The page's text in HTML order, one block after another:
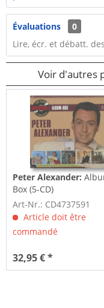
Évaluations
0
Lire, écr. et débatt.
Voir d'autres
Peter Alexander:
Box (5-CD)
Art-Nr.: CD4737591
Article doit être
commandé
32,95 € *